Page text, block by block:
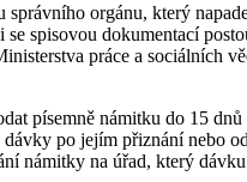
správního orgánu, který
se spisovou dokumentací
práce a sociálních
písemně námitku do 15 dnů
po jejím přiznání nebo
námitky na úřad, který